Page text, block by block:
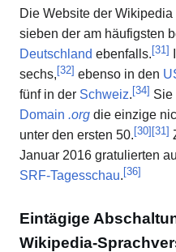
Die Website der
sieben der am häufigsten
Deutschland ebenfalls. [31 ]
sechs, [32] ebenso in den
fünf in der Schweiz. [34] Sie
Domain .org die einzige
unter den ersten 50. [30] [31 ]
Januar 2016 gratulierten
SRF-Tagesschau. [36]
Eintägige
Wikipedia-